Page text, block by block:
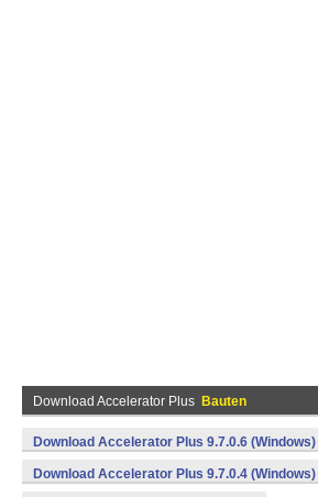
Download Accelerator Plus Bauten
Download Accelerator Plus 9.7.0.6 (Windows)
Download Accelerator Plus 9.7.0.4 (Windows)